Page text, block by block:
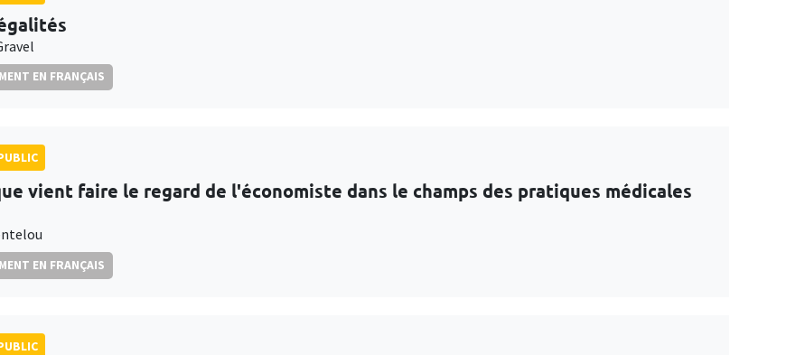
EN FRANÇAIS
vient faire le regard de l'économiste dans le champs des pratiques médicales
EN FRANÇAIS